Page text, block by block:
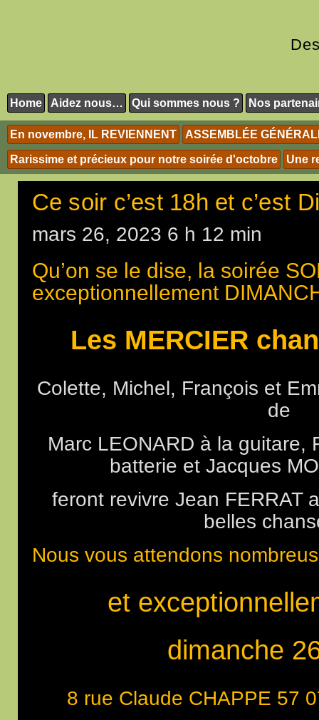
Home Aidez nous… Qui sommes nous ? Nos
En novembre, IL REVIENNENT ASSEMBLÉE
Rarissime et précieux pour notre soirée d'octobre Une
Ce soir c’est 18h et c’est
mars 26, 2023 6 h 12 min
Qu’on se le dise, la soirée
exceptionnellement
Les MERCIER
Colette, Michel, François et
de
Marc LEONARD à la guitare,
batterie et Jacques
feront revivre Jean FERRAT
belles
Nous vous attendons
et
dimanche
8 rue Claude CHAPPE 57